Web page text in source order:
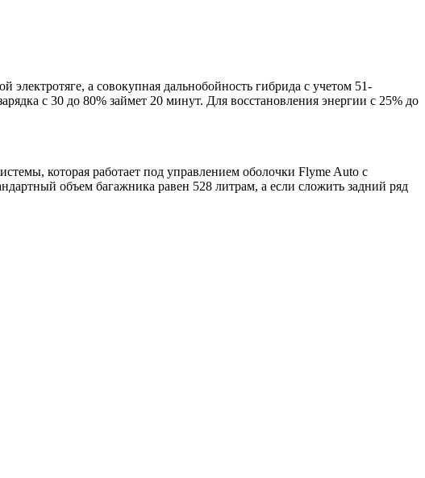
электротяге, а совокупная дальнобойность гибрида с учетом 51-
с 30 до 80% займет 20 минут. Для восстановления энергии с 25% до
которая работает под управлением оболочки Flyme Auto с
объем багажника равен 528 литрам, а если сложить задний ряд